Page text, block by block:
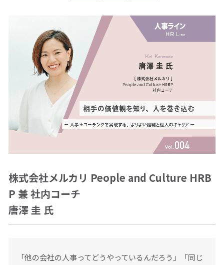
サービス事例集や、業務に役立つ資料を
ご用意しています
資料ダウンロード
仕事をお探しの方 会社案内
株式会社メルカリ People and Culture HRB
P 兼 社内コーチ
唐澤 圭 氏
「他の会社の人事ってどうやっているんだろう」「同じ